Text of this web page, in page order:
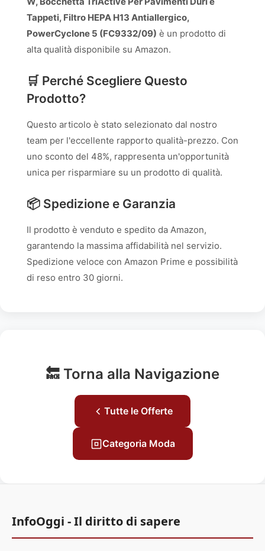
Tappeti, Filtro HEPA H13 Antiallergico,
PowerCyclone 5 (FC9332/09) è un prodotto di
alta qualità disponibile su Amazon.
🛒 Perché Scegliere Questo
Prodotto?
Questo articolo è stato selezionato dal nostro
team per l'eccellente rapporto qualità-prezzo. Con
uno sconto del 48%, rappresenta un'opportunità
unica per risparmiare su un prodotto di qualità.
📦 Spedizione e Garanzia
Il prodotto è venduto e spedito da Amazon,
garantendo la massima affidabilità nel servizio.
Spedizione veloce con Amazon Prime e possibilità
di reso entro 30 giorni.
🔙 Torna alla Navigazione
Tutte le Offerte
Categoria Moda
InfoOggi - Il diritto di sapere